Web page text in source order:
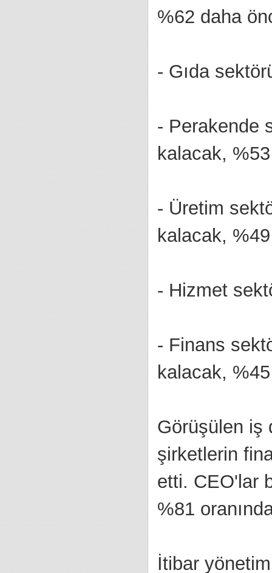
%62 daha
- Gıda
- Perakende
kalacak,
- Üretim
kalacak,
- Hizmet
- Finans
kalacak,
Görüşülen iş
şirketlerin
etti. CEO'lar
%81
İtibar